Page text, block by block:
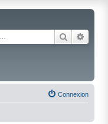
Rechercher
Connexion